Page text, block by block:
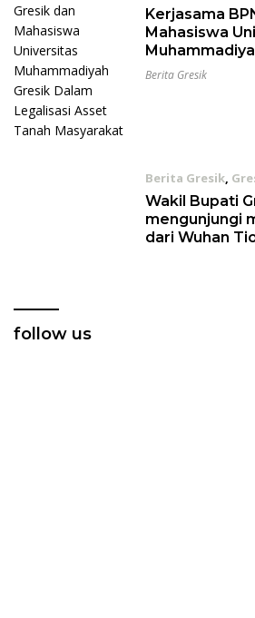
Kerjasama
Mahasiswa
Legalisasi
Berita Gresik
Berita Gresik,
Wakil Bupati
mengunjungi
dari Wuhan
follow us